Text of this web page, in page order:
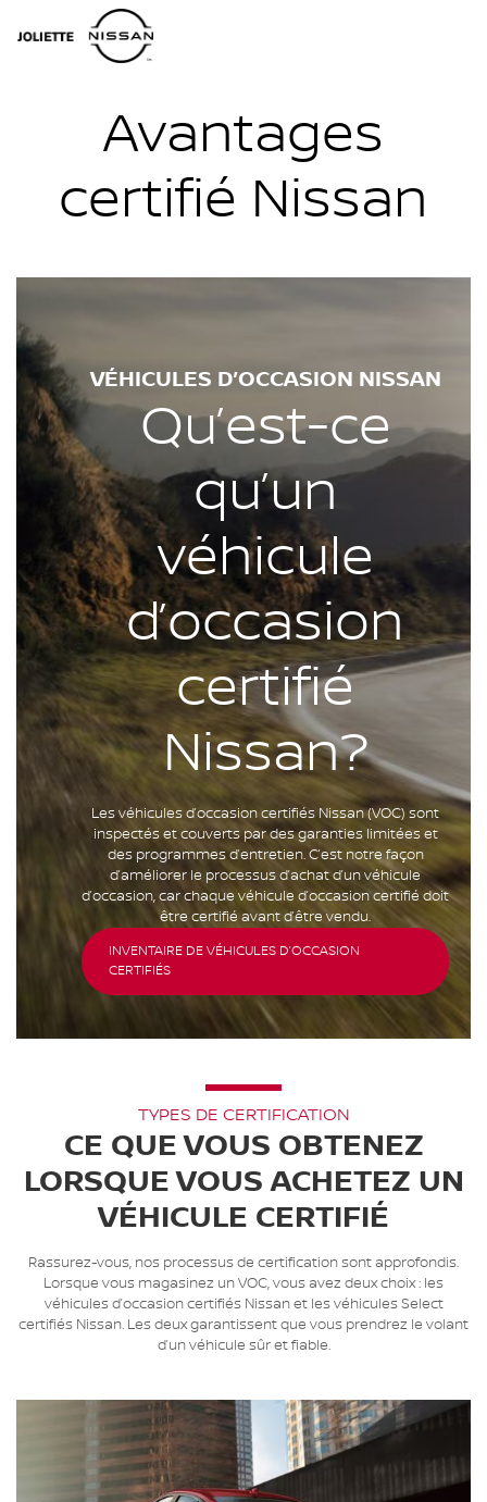
Avantages
certifié Nissan
VÉHICULES D’OCCASION NISSAN
Qu’est-ce
qu’un
véhicule
d’occasion
certifié
Nissan?
Les véhicules d’occasion certifiés Nissan (VOC) sont
inspectés et couverts par des garanties limitées et
des programmes d’entretien. C’est notre façon
d’améliorer le processus d’achat d’un véhicule
d’occasion, car chaque véhicule d’occasion certifié doit
être certifié avant d’être vendu.
INVENTAIRE DE VÉHICULES D’OCCASION
CERTIFIÉS
TYPES DE CERTIFICATION
CE QUE VOUS OBTENEZ
LORSQUE VOUS ACHETEZ UN
VÉHICULE CERTIFIÉ
Rassurez-vous, nos processus de certification sont approfondis.
Lorsque vous magasinez un VOC, vous avez deux choix : les
véhicules d’occasion certifiés Nissan et les véhicules Select
certifiés Nissan. Les deux garantissent que vous prendrez le volant
d’un véhicule sûr et fiable.